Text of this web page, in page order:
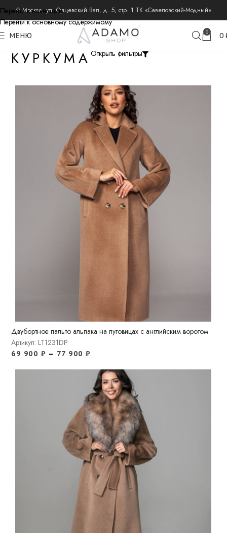
Перейти к навигации
Перейти к основному содержимому
⚲ Москва, ул. Сущевский Вал, д. 5, стр. 1 ТК «Савеловский-Модный»
МЕНЮ 0 0
КУРКУМАОткрыть фильтры
Двубортное пальто альпака на пуговицах с английским воротом
Артикул: LT1231DP
69 900 ₽ – 77 900₽